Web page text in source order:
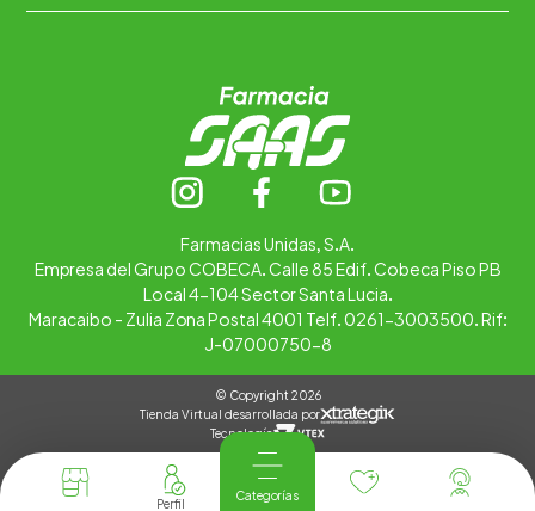
Categorías
Farmacias Unidas, S.A.
Empresa del Grupo COBECA. Calle 85 Edif. Cobeca Piso PB
Local 4-104 Sector Santa Lucia.
Maracaibo - Zulia Zona Postal 4001 Telf. 0261-3003500. Rif:
J-07000750-8
© Copyright 2026
Tienda Virtual desarrollada por
Tecnología